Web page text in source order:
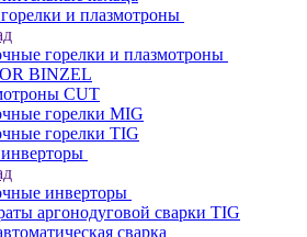
и плазмотроны
горелки и плазмотроны
BINZEL
CUT
горелки MIG
горелки TIG
инверторы
аргонодуговой сварки TIG
сварка